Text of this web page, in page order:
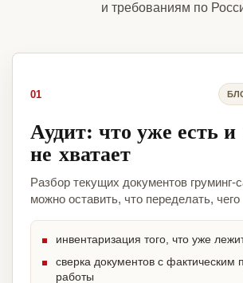
и требованиям по
01
Аудит: что уже есть и
не хватает
Разбор текущих документов груминг-
можно оставить, что переделать, чего
инвентаризация того, что уже
сверка документов с фактическим
работы